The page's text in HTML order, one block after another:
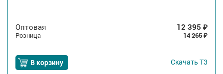
Оптовая 12 395 ₽
Розница 14 265 ₽
В корзину Скачать Т3